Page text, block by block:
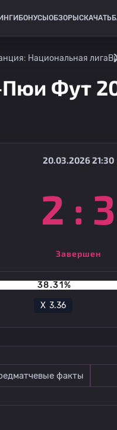
БОНУСЫ ОБЗОРЫ СКАЧАТЬ
Национальная лига
Фут
20.03.2026 21:30
2 : 3
Завершен
38.31%
Х 3.36
факты